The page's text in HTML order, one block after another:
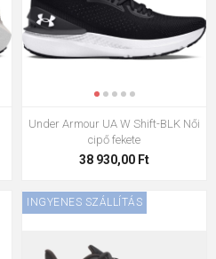
Under Armour UA W Shift-BLK Női
cipő fekete
38 930,00 Ft
INGYENES SZÁLLÍTÁS